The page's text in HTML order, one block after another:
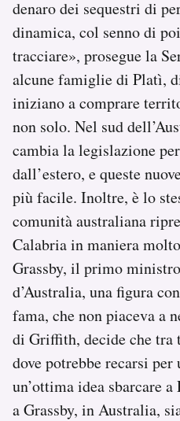
denaro dei sequestri di
dinamica, col senno di
tracciare», prosegue la
alcune famiglie di Platì,
iniziano a comprare
non solo. Nel sud
cambia la legislazione
dall’estero, e queste
più facile. Inoltre, è lo
comunità australiana
Calabria in maniera
Grassby, il primo
d’Australia, una figura
fama, che non piaceva a
di Griffith, decide che
dove potrebbe recarsi
un’ottima idea sbarcare
a Grassby, in Australia,